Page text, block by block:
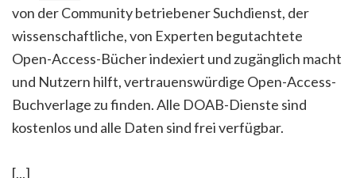
von der Community betriebener Suchdienst, der
wissenschaftliche, von Experten begutachtete
Open-Access-Bücher indexiert und zugänglich macht
und Nutzern hilft, vertrauenswürdige Open-Access-
Buchverlage zu finden. Alle DOAB-Dienste sind
kostenlos und alle Daten sind frei verfügbar.
[...]